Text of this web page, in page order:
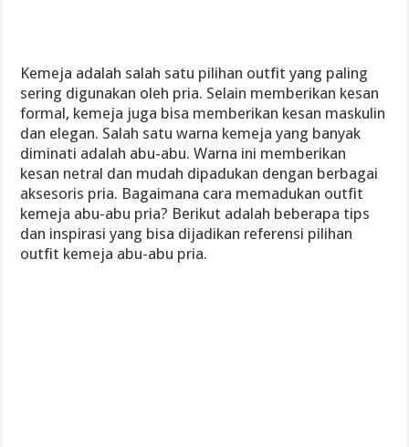
Kemeja adalah salah satu pilihan outfit yang paling
sering digunakan oleh pria. Selain memberikan kesan
formal, kemeja juga bisa memberikan kesan maskulin
dan elegan. Salah satu warna kemeja yang banyak
diminati adalah abu-abu. Warna ini memberikan
kesan netral dan mudah dipadukan dengan berbagai
aksesoris pria. Bagaimana cara memadukan outfit
kemeja abu-abu pria? Berikut adalah beberapa tips
dan inspirasi yang bisa dijadikan referensi pilihan
outfit kemeja abu-abu pria.